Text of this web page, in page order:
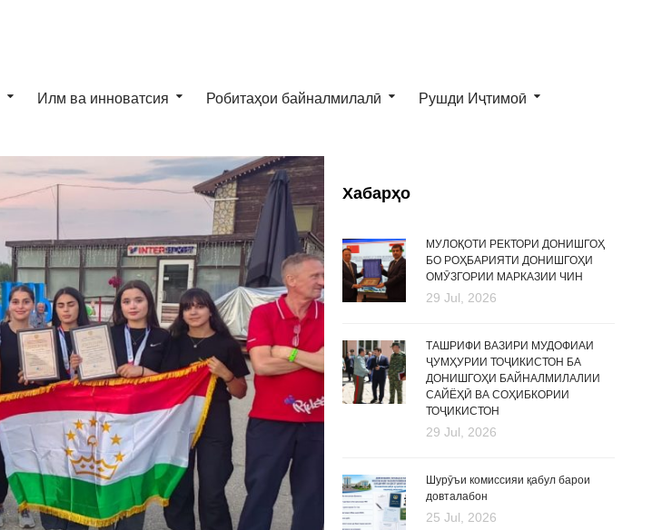
Илм ва инноватсия Робитаҳои байналмилалӣ Рушди Иҷтимоӣ
Хабарҳо
МУЛОҚОТИ РЕКТОРИ ДОНИШГОҲ
БО РОҲБАРИЯТИ ДОНИШГОҲИ
ОМӮЗГОРИИ МАРКАЗИИ ЧИН
29 Jul, 2026
ТАШРИФИ ВАЗИРИ МУДОФИАИ
ҶУМҲУРИИ ТОҶИКИСТОН БА
ДОНИШГОҲИ БАЙНАЛМИЛАЛИИ
САЙЁҲӢ ВА СОҲИБКОРИИ
ТОҶИКИСТОН
29 Jul, 2026
Шурӯъи комиссияи қабул барои
довталабон
25 Jul, 2026